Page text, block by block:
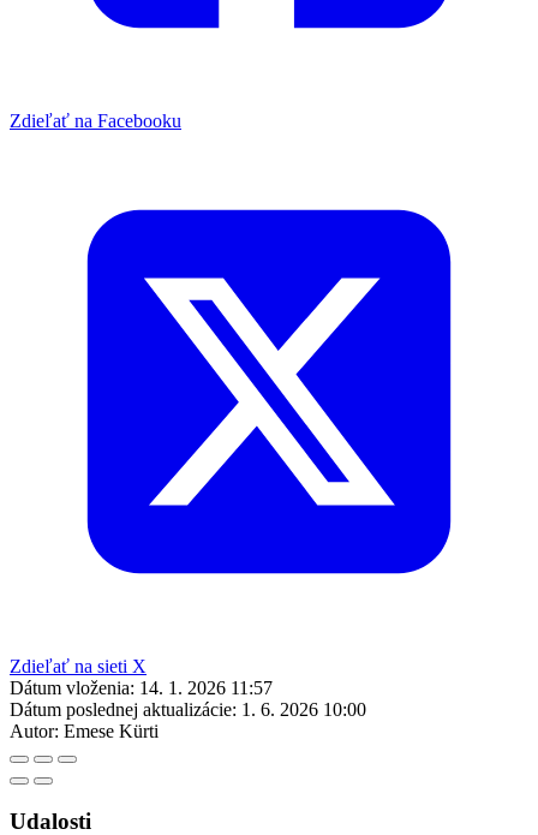
Zdieľať na Facebooku
Zdieľať na sieti X
Dátum vloženia: 14. 1. 2026 11:57
Dátum poslednej aktualizácie: 1. 6. 2026 10:00
Autor: Emese Kürti
Udalosti